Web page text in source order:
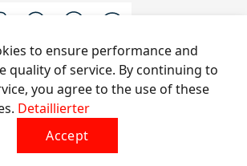
Schreiben Sie uns
© 2014-2026 CANYON
to ensure performance and
quality of service. By continuing to
you agree to the use of these
Detaillierter
Accept